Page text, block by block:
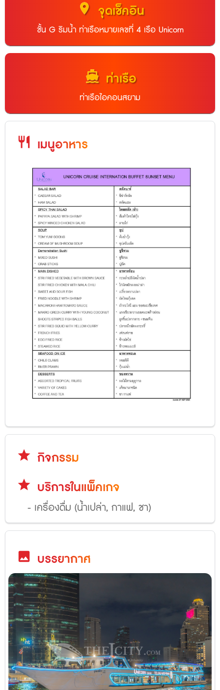
location_on จุดเช็คอิน
ชั้น G ริมน้ำ ท่าเรือหมายเลขที่ 4 เรือ Unicorn
directions_boat ท่าเรือ
ท่าเรือไอคอนสยาม
restaurant เมนูอาหาร
star กิจกรรม
star บริการในแพ็คเกจ
- เครื่องดื่ม (น้ำเปล่า, กาแฟ, ชา)
image บรรยากาศ